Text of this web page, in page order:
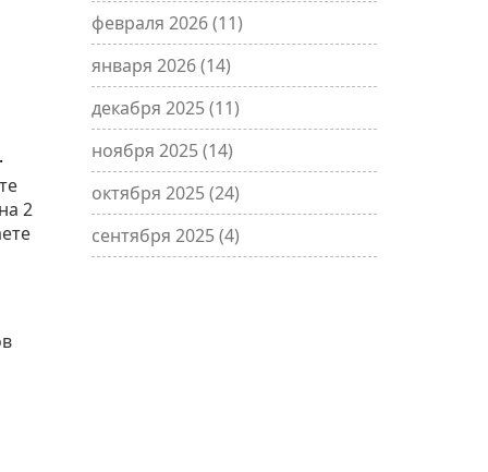
2
февраля 2026(11)
января 2026(14)
декабря 2025(11)
ноября 2025(14)
октября 2025(24)
сентября 2025(4)